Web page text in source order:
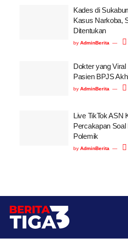
Kades di
Kasus Narkoba,
Ditentukan
by AdminBerita
Dokter yang
Pasien BPJS
by AdminBerita
Live TikTok ASN
Percakapan
Polemik
by AdminBerita